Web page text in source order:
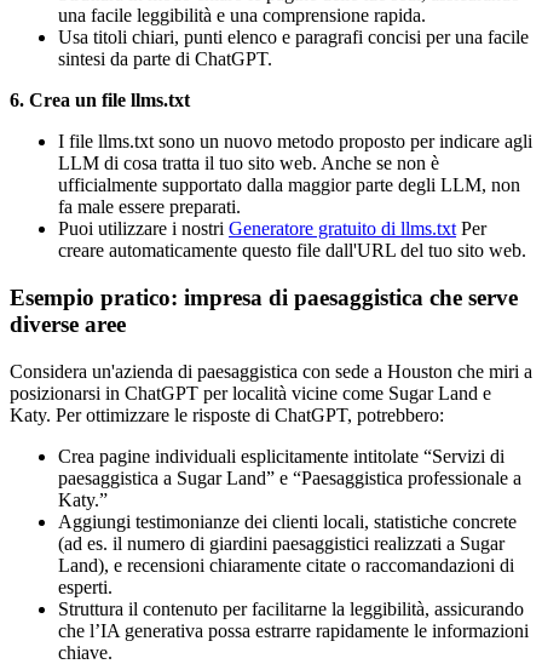
una facile leggibilità e una comprensione rapida.
Usa titoli chiari, punti elenco e paragrafi concisi per una facile
sintesi da parte di ChatGPT.
6. Crea un file llms.txt
I file llms.txt sono un nuovo metodo proposto per indicare agli
LLM di cosa tratta il tuo sito web. Anche se non è
ufficialmente supportato dalla maggior parte degli LLM, non
fa male essere preparati.
Puoi utilizzare i nostri Generatore gratuito di llms.txt Per
creare automaticamente questo file dall'URL del tuo sito web.
Esempio pratico: impresa di paesaggistica che serve
diverse aree
Considera un'azienda di paesaggistica con sede a Houston che miri a
posizionarsi in ChatGPT per località vicine come Sugar Land e
Katy. Per ottimizzare le risposte di ChatGPT, potrebbero:
Crea pagine individuali esplicitamente intitolate “Servizi di
paesaggistica a Sugar Land” e “Paesaggistica professionale a
Katy.”
Aggiungi testimonianze dei clienti locali, statistiche concrete
(ad es. il numero di giardini paesaggistici realizzati a Sugar
Land), e recensioni chiaramente citate o raccomandazioni di
esperti.
Struttura il contenuto per facilitarne la leggibilità, assicurando
che l’IA generativa possa estrarre rapidamente le informazioni
chiave.